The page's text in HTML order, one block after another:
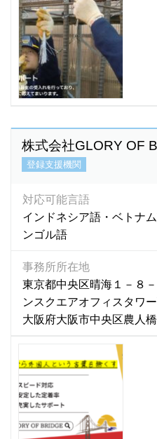
株式会社GLORY OF
登録支援機関
対応可能言語
インドネシア語・ベトナ
ンゴル語
事務所所在地
東京都中央区晴海１－８
ンスクエアオフィスタワ
大阪府大阪市中央区農人